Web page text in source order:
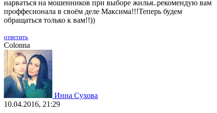
нарваться на мошенников при выборе жилья..рекомендую вам
проффесионала в своём деле Максима!!!Теперь будем
обращаться только к вам!!))
ответить
Colonna
Инна Сухова
10.04.2016, 21:29